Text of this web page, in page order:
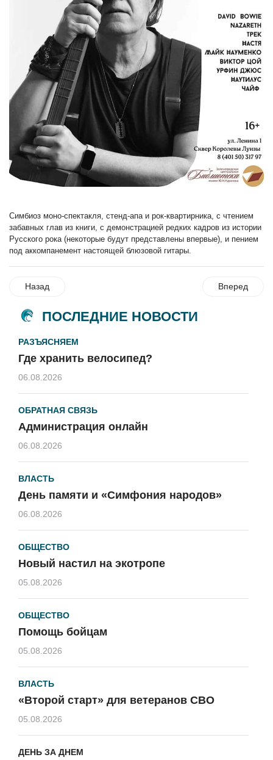
Симбиоз моно-спектакля, стенд-апа и рок-квартирника, с чтением
забавных глав из книги, с демонстрацией редких кадров из истории
Русского рока (некоторые будут представлены впервые), и пением
под аккомпанемент настоящей блюзовой гитары.
Назад Вперед
ПОСЛЕДНИЕ НОВОСТИ
РАЗЪЯСНЯЕМ
Где хранить велосипед?
06.08.2026
ОБРАТНАЯ СВЯЗЬ
Администрация онлайн
06.08.2026
ВЛАСТЬ
День памяти и «Симфония народов»
06.08.2026
ОБЩЕСТВО
Новый настил на экотропе
05.08.2026
ОБЩЕСТВО
Помощь бойцам
05.08.2026
ВЛАСТЬ
«Второй старт» для ветеранов СВО
05.08.2026
ДЕНЬ ЗА ДНЕМ